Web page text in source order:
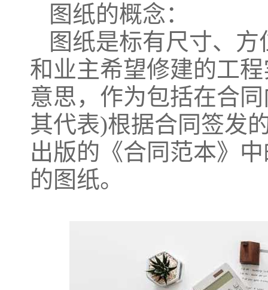
图纸的概念：
图纸是标有尺寸、
和业主希望修建的工
意思，作为包括在合
其代表)根据合同签发
出版的《合同范本》
的图纸。